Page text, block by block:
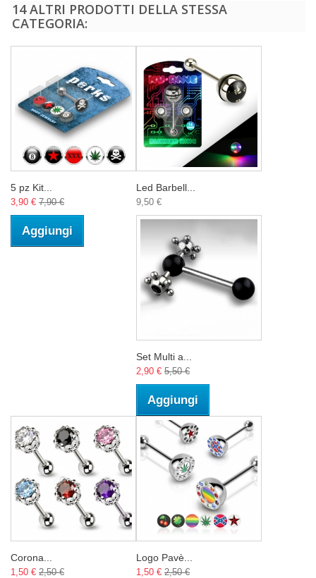
14 ALTRI PRODOTTI DELLA STESSA
CATEGORIA:
5 pz Kit...
3,90 € 7,90 €
Aggiungi
Led Barbell...
9,50 €
Set Multi a...
2,90 € 5,50 €
Aggiungi
Corona...
1,50 € 2,50 €
Logo Pavè...
1,50 € 2,50 €